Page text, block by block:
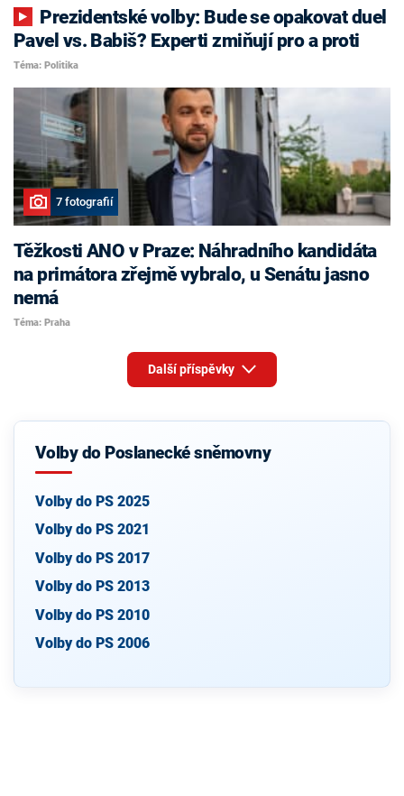
Pavel vs. Babiš? Experti zmiňují pro a proti
Téma: Politika
7 fotografií
Těžkosti ANO v Praze: Náhradního kandidáta
na primátora zřejmě vybralo, u Senátu jasno
nemá
Téma: Praha
Další příspěvky
Volby do Poslanecké sněmovny
Volby do PS 2025
Volby do PS 2021
Volby do PS 2017
Volby do PS 2013
Volby do PS 2010
Volby do PS 2006